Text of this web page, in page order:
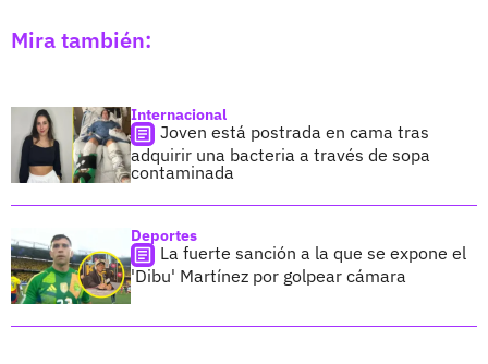
Mira también:
Internacional
Joven está postrada en cama tras
adquirir una bacteria a través de sopa
contaminada
Deportes
La fuerte sanción a la que se expone el
'Dibu' Martínez por golpear cámara